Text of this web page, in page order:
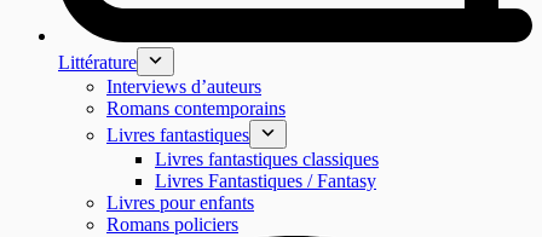
Littérature
Interviews d’auteurs
Romans contemporains
Livres fantastiques
Livres fantastiques classiques
Livres Fantastiques / Fantasy
Livres pour enfants
Romans policiers